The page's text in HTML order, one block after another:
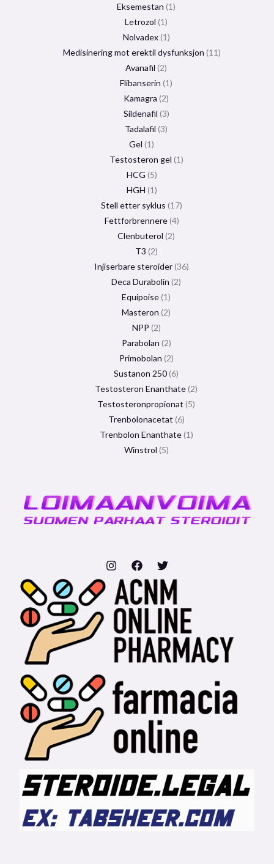
Eksemestan 1
Letrozol 1
Nolvadex 1
Medisinering mot erektil dysfunksjon 11
Avanafil 2
Flibanserin 1
Kamagra 2
Sildenafil 3
Tadalafil 3
Gel 1
Testosteron gel 1
HCG 5
HGH 1
Stell etter syklus 17
Fettforbrennere 4
Clenbuterol 2
T3 2
Injiserbare steroider 36
Deca Durabolin 2
Equipoise 1
Masteron 2
NPP 2
Parabolan 2
Primobolan 2
Sustanon 250 6
Testosteron Enanthate 2
Testosteronpropionat 5
Trenbolonacetat 6
Trenbolon Enanthate 1
Winstrol 5